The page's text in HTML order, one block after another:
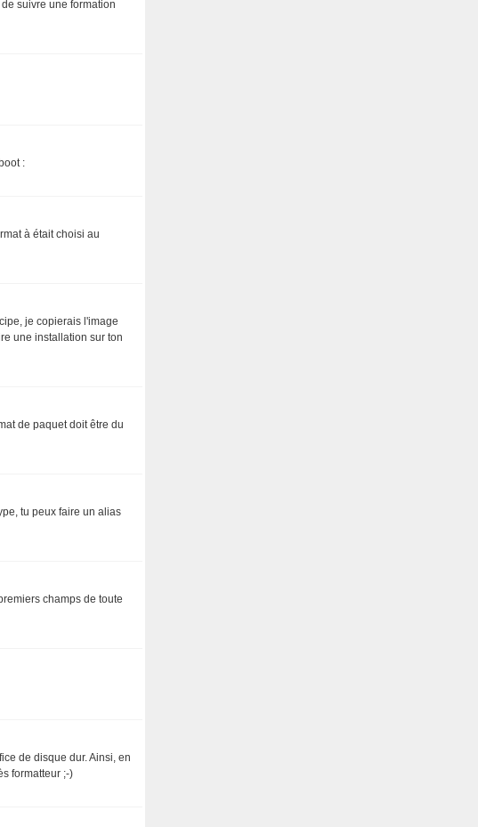
suivre une formation
:
à était choisi au
je copierais l'image
une installation sur ton
de paquet doit être du
tu peux faire un alias
champs de toute
de disque dur. Ainsi, en
formatteur ;-)